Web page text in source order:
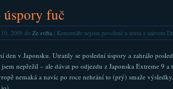
úspory fuč
2009 do Ze světa| Komentáře nejsou povolenéu textu s názvem
den v Japonsku. Utratily se poslední úspory a zahrálo
nepřežil – ale dávat po odjezdu z Japonska Extreme 9 a
nemaká a navíc po roce nehrání to (prý) smaže